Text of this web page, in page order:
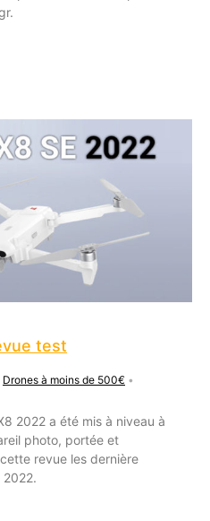
test
Drones à moins de 500€ •
2022 a été mis à niveau à
photo, portée et
revue les dernière
2022.